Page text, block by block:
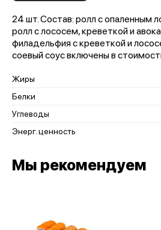
24 шт. Состав: ролл с опаленным
ролл с лососем, креветкой и
филадельфия с креветкой и
соевый соус включены в
Жиры
Белки
Углеводы
Энерг. ценность
Мы рекомендуем